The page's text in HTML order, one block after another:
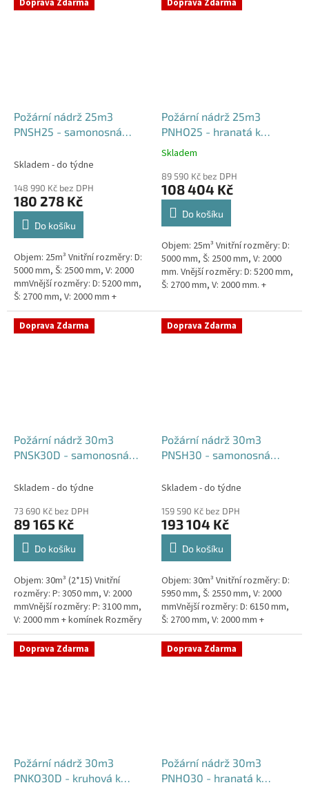
Doprava Zdarma
Požární nádrž 25m3
PNSH25 - samonosná
Skladem - do týdne
148 990 Kč bez DPH
180 278 Kč
Do košíku
Objem: 25m³ Vnitřní rozměry: D:
5000 mm, Š: 2500 mm, V: 2000
mmVnější rozměry: D: 5200 mm,
Š: 2700 mm, V: 2000 mm +
komínek Běžná doba dodání 2-3
týdny od objednávky. Rozměry...
Doprava Zdarma
Požární nádrž 25m3
PNHO25 - hranatá k
obetonování
Průměrné
produktu
je
5,0
hvězdiček.
Skladem
89 590 Kč bez DPH
108 404 Kč
Do košíku
Objem: 25m³ Vnitřní rozměry: D:
5000 mm, Š: 2500 mm, V: 2000
mm. Vnější rozměry: D: 5200 mm,
Š: 2700 mm, V: 2000 mm. +
týdny od objednávky....
Doprava Zdarma
Požární nádrž 30m3
PNSK30D - samonosná
Skladem - do týdne
73 690 Kč bez DPH
89 165 Kč
Do košíku
Objem: 30m³ (2*15) Vnitřní
rozměry: P: 3050 mm, V: 2000
mmVnější rozměry: P: 3100 mm,
V: 2000 mm + komínek Rozměry
nádrže možno jakkoliv upravit -
vyrobíme nádrž na...
Doprava Zdarma
Požární nádrž 30m3
PNSH30 - samonosná
Skladem - do týdne
159 590 Kč bez DPH
193 104 Kč
Do košíku
Objem: 30m³ Vnitřní rozměry: D:
5950 mm, Š: 2550 mm, V: 2000
mmVnější rozměry: D: 6150 mm,
Š: 2700 mm, V: 2000 mm +
komínek Běžná doba dodání 2-3
týdny od objednávky. Rozměry...
Doprava Zdarma
Požární nádrž 30m3
PNKO30D - kruhová k
Doprava Zdarma
Požární nádrž 30m3
PNHO30 - hranatá k